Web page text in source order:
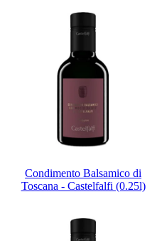
Condimento Balsamico di
Toscana - Castelfalfi (0.25l)